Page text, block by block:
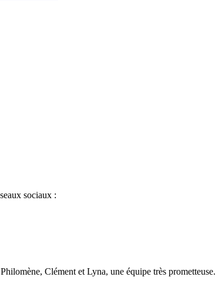
sociaux :
Clément et Lyna, une équipe très prometteuse.